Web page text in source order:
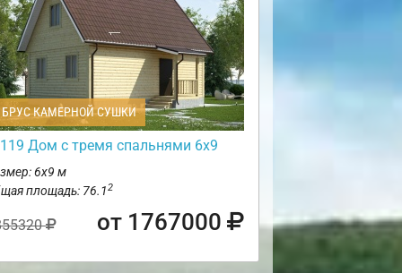
КАМЕРНОЙ СУШКИ
Дом с тремя спальнями 6х9
6х9 м
площадь: 76.12
от 1767000